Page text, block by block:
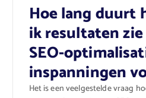
Hoe lang duurt
ik resultaten
SEO-
inspanningen
Het is een veelgestelde vraag